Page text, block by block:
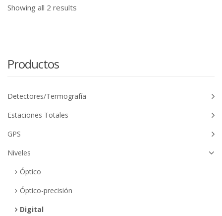
Showing all 2 results
Productos
Detectores/Termografía
Estaciones Totales
GPS
Niveles
Óptico
Óptico-precisión
Digital